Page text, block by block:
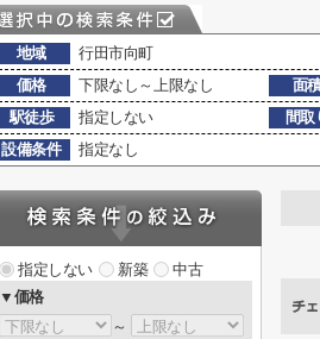
地域
行田市向町
価格
下限なし～上限なし 面
駅徒歩
指定しない 間取
設備条件
指定なし
指定しない 新築
中古
▼価格
～